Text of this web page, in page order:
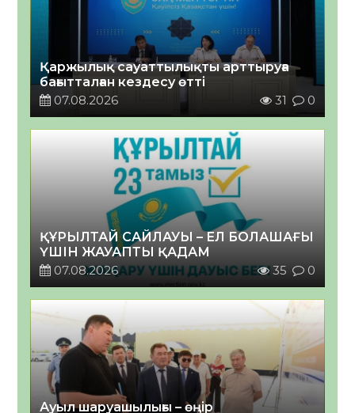
Қаржылық сауаттылықты арттыруға
бағытталған кездесу өтті
07.08.2026
31 0
ҚҰРЫЛТАЙ САЙЛАУЫ – ЕЛ БОЛАШАҒЫ
ҮШІН ЖАУАПТЫ ҚАДАМ
07.08.2026
35 0
Ауыл шаруашылығы – өңір